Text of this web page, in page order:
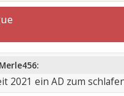
2021 ein AD zum